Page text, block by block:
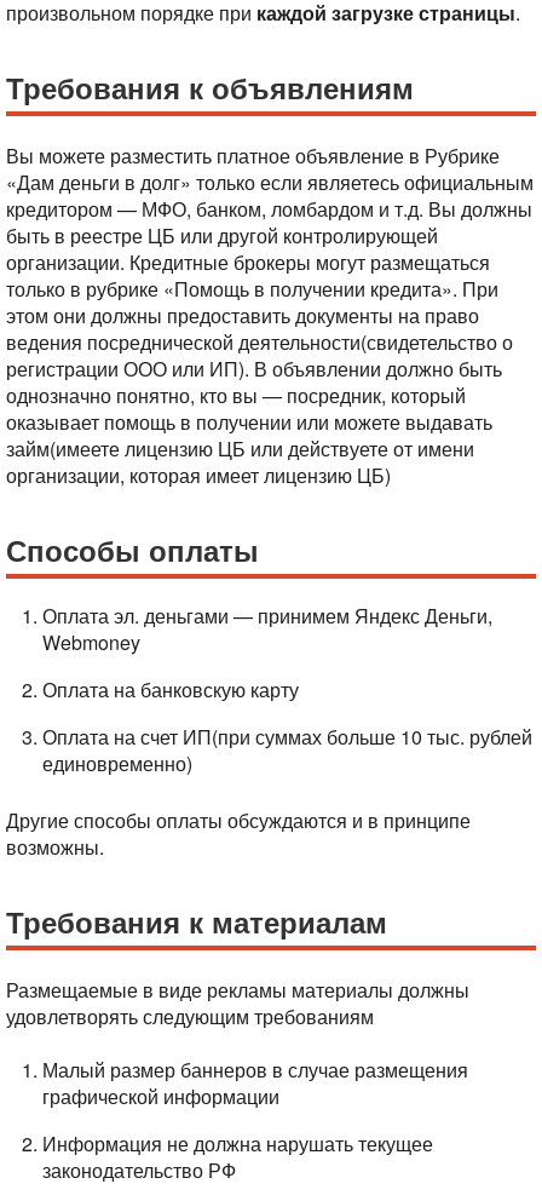
произвольном порядке при каждой загрузке страницы.
Требования к объявлениям
Вы можете разместить платное объявление в Рубрике
«Дам деньги в долг» только если являетесь официальным
кредитором — МФО, банком, ломбардом и т.д. Вы должны
быть в реестре ЦБ или другой контролирующей
организации. Кредитные брокеры могут размещаться
только в рубрике «Помощь в получении кредита». При
этом они должны предоставить документы на право
ведения посреднической деятельности(свидетельство о
регистрации ООО или ИП). В объявлении должно быть
однозначно понятно, кто вы — посредник, который
оказывает помощь в получении или можете выдавать
займ(имеете лицензию ЦБ или действуете от имени
организации, которая имеет лицензию ЦБ)
Способы оплаты
Оплата эл. деньгами — принимем Яндекс Деньги,
Webmoney
Оплата на банковскую карту
Оплата на счет ИП(при суммах больше 10 тыс. рублей
единовременно)
Другие способы оплаты обсуждаются и в принципе
возможны.
Требования к материалам
Размещаемые в виде рекламы материалы должны
удовлетворять следующим требованиям
Малый размер баннеров в случае размещения
графической информации
Информация не должна нарушать текущее
законодательство РФ